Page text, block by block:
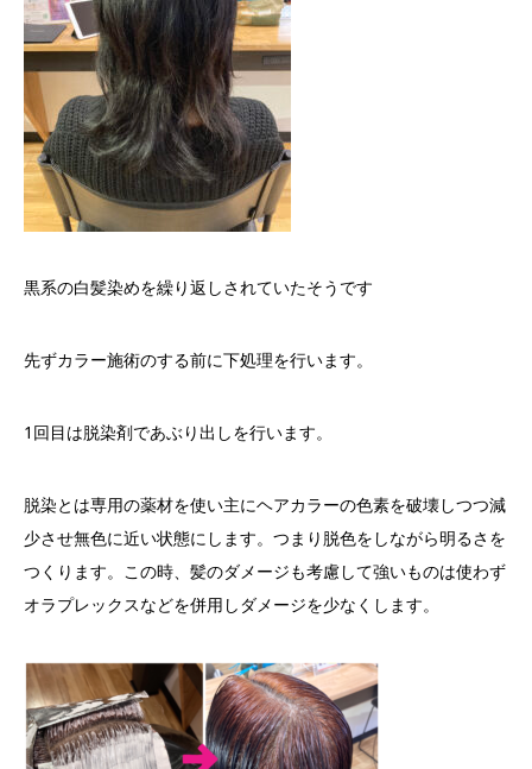
黒系の白髪染めを繰り返しされていたそうです
先ずカラー施術のする前に下処理を行います。
1 回目は脱染剤であぶり出しを行います。
脱染とは専用の薬材を使い主にヘアカラーの色素を破壊しつつ減
少させ無色に近い状態にします。つまり脱色をしながら明るさを
つくります。この時、髪のダメージも考慮して強いものは使わず
オラプレックスなどを併用しダメージを少なくします。